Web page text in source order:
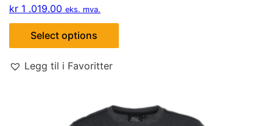
kr 1 .019.00 eks. mva.
Select options
Legg til i Favoritter